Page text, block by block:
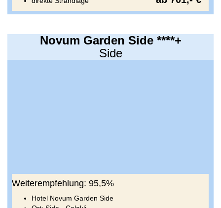
Novum Garden Side ****+
Side
Weiterempfehlung: 95,5%
Hotel Novum Garden Side